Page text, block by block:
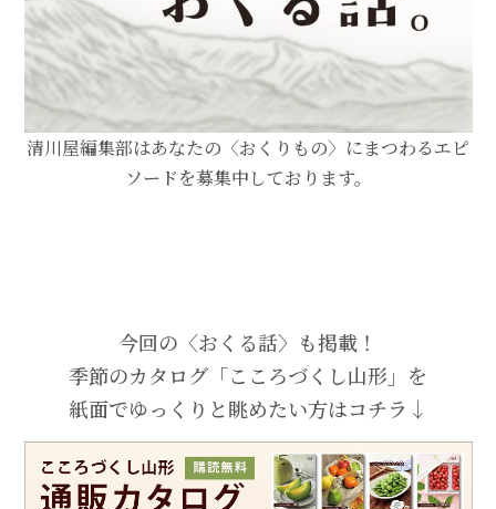
清川屋編集部はあなたの〈おくりもの〉にまつわるエピ
ソードを募集中しております。
今回の〈おくる話〉も掲載！
季節のカタログ「こころづくし山形」を
紙面でゆっくりと眺めたい方はコチラ↓